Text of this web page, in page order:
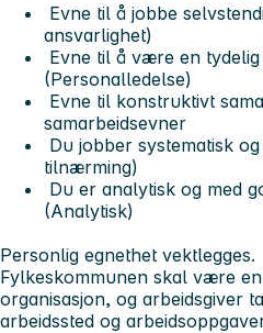
Evne til å jobbe
ansvarlighet)
Evne til å være en
(Personalledelse)
Evne til konstruktivt
samarbeidsevner
Du jobber systematisk
tilnærming)
Du er analytisk og med
(Analytisk)
Personlig egnethet vektlegges.
Fylkeskommunen skal være
organisasjon, og arbeidsgiver
arbeidssted og